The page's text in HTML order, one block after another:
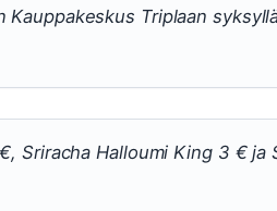
Kauppakeskus Triplaan
Sriracha Halloumi King 3 € ja